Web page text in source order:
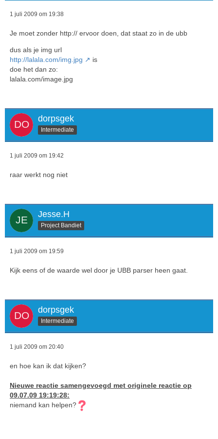
1 juli 2009 om 19:38
Je moet zonder http:// ervoor doen, dat staat zo in de ubb
dus als je img url
http://lalala.com/img.jpg
is
doe het dan zo:
lalala.com/image.jpg
dorpsgek
Intermediate
1 juli 2009 om 19:42
raar werkt nog niet
Jesse.H
Project Bandiet
1 juli 2009 om 19:59
Kijk eens of de waarde wel door je UBB parser heen gaat.
dorpsgek
Intermediate
1 juli 2009 om 20:40
en hoe kan ik dat kijken?
Nieuwe reactie samengevoegd met originele reactie op
09.07.09 19:19:28:
niemand kan helpen?